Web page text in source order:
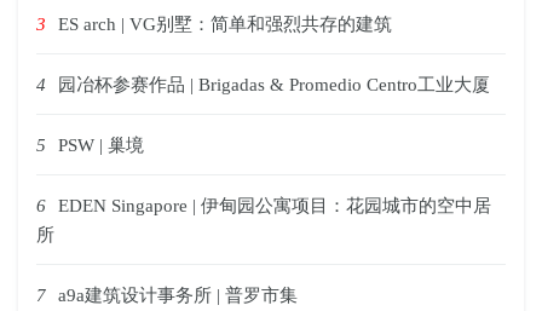
3 ES arch | VG别墅：简单和强烈共存的建筑
4 园冶杯参赛作品 | Brigadas & Promedio Centro工业大厦
5 PSW | 巢境
6
EDEN Singapore | 伊甸园公寓项目：花园城市的空中居
所
7 a9a建筑设计事务所 | 普罗市集